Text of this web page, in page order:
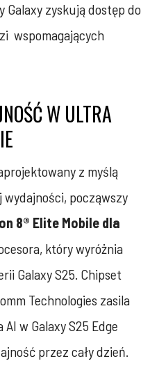
zyskują dostęp do
wspomagających
W ULTRA
z myślą
począwszy
8® Elite Mobile dla
który wyróżnia
Galaxy S25. Chipset
Technologies zasila
w Galaxy S25 Edge
przez cały dzień.